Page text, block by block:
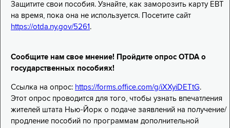
Защитите свои пособия. Узнайте, как заморозить карту EBT
на время, пока она не используется. Посетите сайт
https://otda.ny.gov/5261 .
Сообщите нам свое мнение! Пройдите опрос OTDA о
государственных пособиях!
Ссылка на опрос: https://forms.office.com/g/iXXyiDETtG.
Этот опрос проводится для того, чтобы узнать впечатления
жителей штата Нью-Йорк о подаче заявлений на получение/
продление пособий по программам дополнительной